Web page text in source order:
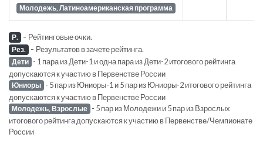
Молодежь, Латиноамериканская программа
Р. - Рейтинговые очки.
Рез. - Результатов в зачете рейтинга.
Дети - 1 пара из Дети-1 и одна пара из Дети-2 итогового рейтинга
допускаются к участию в Первенстве России
Юниоры - 5 пар из Юниоры-1 и 5 пар из Юниоры-2 итогового рейтинга
допускаются к участию в Первенстве России
Молодежь, Взрослые - 5 пар из Молодежи и 5 пар из Взрослых
итогового рейтинга допускаются к участию в Первенстве/Чемпионате
России